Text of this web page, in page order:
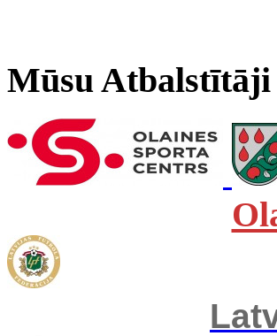
Mūsu Atbalstītāji